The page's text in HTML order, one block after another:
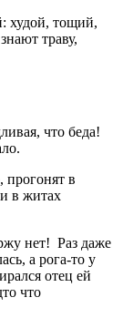
худой, тощий,
траву,
что беда!
в
в житах
нет! Раз даже
а рога-то у
отец ей
что